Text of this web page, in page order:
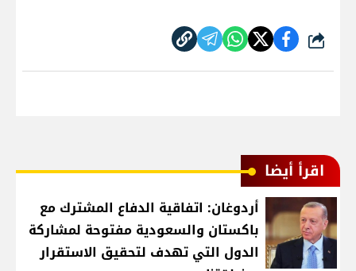
شارك
اقرأ أيضا
أردوغان: اتفاقية الدفاع المشترك مع
باكستان والسعودية مفتوحة لمشاركة
الدول التي تهدف لتحقيق الاستقرار